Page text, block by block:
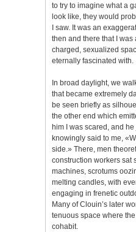
to try to imagine what a
look like, they would
I saw. It was an
then and there that I
charged, sexualized
eternally fascinated with.
In broad daylight, we
that became extremely
be seen briefly as
the other end which
him I was scared, and
knowingly said to me,
side.» There, men
construction workers sat
machines, scrotums
melting candles, with
engaging in frenetic
Many of Clouin’s later
tenuous space where
cohabit.